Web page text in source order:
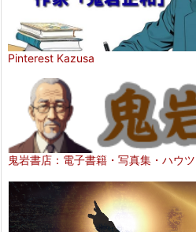
Pinterest Kazusa
鬼岩書店：電子書籍・写真集・ハウ